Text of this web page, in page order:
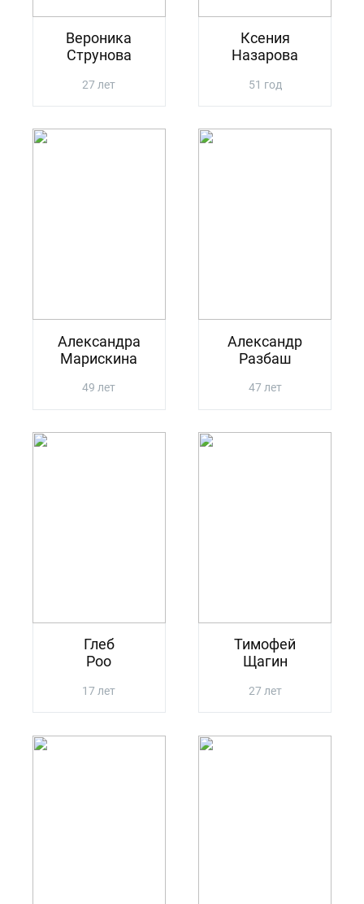
Вероника
Струнова
27 лет
Ксения
Назарова
51 год
Александра
Марискина
49 лет
Александр
Разбаш
47 лет
Глеб
Роо
17 лет
Тимофей
Щагин
27 лет